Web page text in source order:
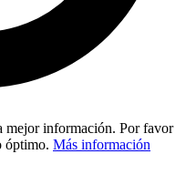
mejor información. Por favor
óptimo. Más información